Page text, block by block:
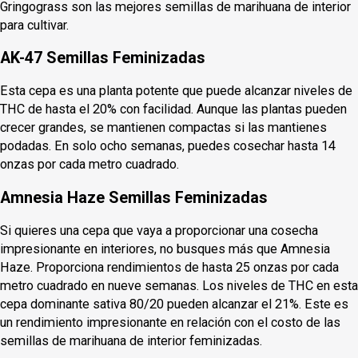
Gringograss son las mejores semillas de marihuana de interior
para cultivar.
AK-47 Semillas Feminizadas
Esta cepa es una planta potente que puede alcanzar niveles de
THC de hasta el 20% con facilidad. Aunque las plantas pueden
crecer grandes, se mantienen compactas si las mantienes
podadas. En solo ocho semanas, puedes cosechar hasta 14
onzas por cada metro cuadrado.
Amnesia Haze Semillas Feminizadas
Si quieres una cepa que vaya a proporcionar una cosecha
impresionante en interiores, no busques más que Amnesia
Haze. Proporciona rendimientos de hasta 25 onzas por cada
metro cuadrado en nueve semanas. Los niveles de THC en esta
cepa dominante sativa 80/20 pueden alcanzar el 21%. Este es
un rendimiento impresionante en relación con el costo de las
semillas de marihuana de interior feminizadas.